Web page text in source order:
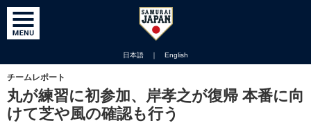
日本語 ｜ English
チームレポート
丸が練習に初参加、岸孝之が復帰 本番に向
けて芝や風の確認も行う